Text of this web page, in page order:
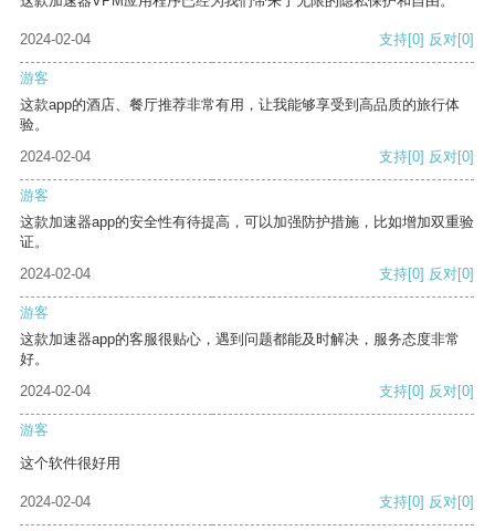
2024-02-04 支持[0] 反对[0]
游客
这款app的酒店、餐厅推荐非常有用，让我能够享受到高品质的旅行体
验。
2024-02-04
支持[0] 反对[0]
游客
这款加速器app的安全性有待提高，可以加强防护措施，比如增加双重验
证。
2024-02-04
支持[0] 反对[0]
游客
这款加速器app的客服很贴心，遇到问题都能及时解决，服务态度非常
好。
2024-02-04
支持[0] 反对[0]
游客
这个软件很好用
2024-02-04 支持[0] 反对[0]